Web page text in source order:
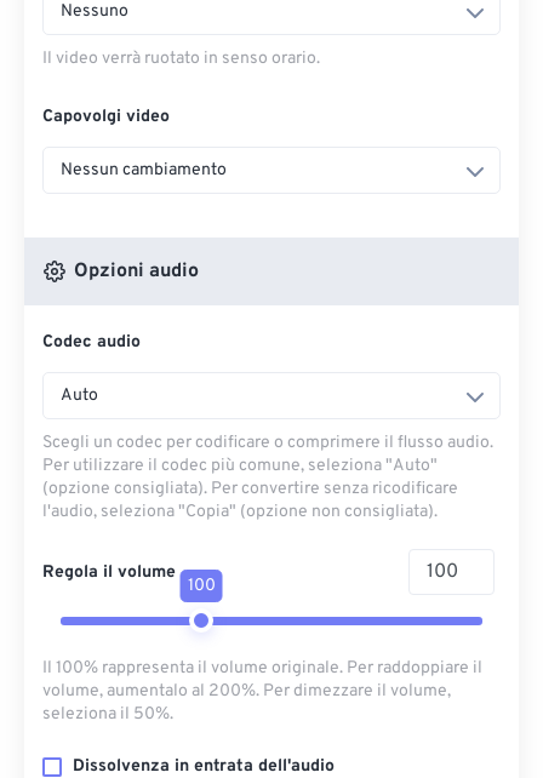
Nessuno
Il video verrà ruotato in senso orario.
Capovolgi video
Nessun cambiamento
Opzioni audio
Codec audio
Auto
Scegli un codec per codificare o comprimere il flusso audio.
Per utilizzare il codec più comune, seleziona "Auto"
(opzione consigliata). Per convertire senza ricodificare
l'audio, seleziona "Copia" (opzione non consigliata).
Regola il volume
100
Il 100% rappresenta il volume originale. Per raddoppiare il
volume, aumentalo al 200%. Per dimezzare il volume,
seleziona il 50%.
Dissolvenza in entrata dell'audio